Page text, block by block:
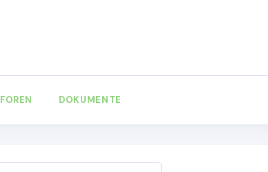
FOREN DOKUMENTE